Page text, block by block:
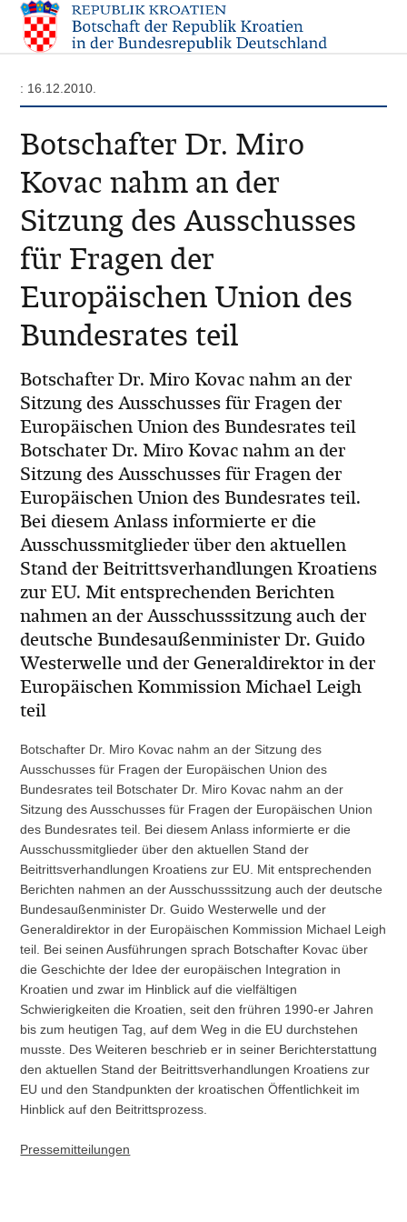
: 16.12.2010.
Botschafter Dr. Miro
Kovac nahm an der
Sitzung des Ausschusses
für Fragen der
Europäischen Union des
Bundesrates teil
Botschafter Dr. Miro Kovac nahm an der
Sitzung des Ausschusses für Fragen der
Europäischen Union des Bundesrates teil
Botschater Dr. Miro Kovac nahm an der
Sitzung des Ausschusses für Fragen der
Europäischen Union des Bundesrates teil.
Bei diesem Anlass informierte er die
Ausschussmitglieder über den aktuellen
Stand der Beitrittsverhandlungen Kroatiens
zur EU. Mit entsprechenden Berichten
nahmen an der Ausschusssitzung auch der
deutsche Bundesaußenminister Dr. Guido
Westerwelle und der Generaldirektor in der
Europäischen Kommission Michael Leigh
teil
Botschafter Dr. Miro Kovac nahm an der Sitzung des
Ausschusses für Fragen der Europäischen Union des
Bundesrates teil Botschater Dr. Miro Kovac nahm an der
Sitzung des Ausschusses für Fragen der Europäischen Union
des Bundesrates teil. Bei diesem Anlass informierte er die
Ausschussmitglieder über den aktuellen Stand der
Beitrittsverhandlungen Kroatiens zur EU. Mit entsprechenden
Berichten nahmen an der Ausschusssitzung auch der deutsche
Bundesaußenminister Dr. Guido Westerwelle und der
Generaldirektor in der Europäischen Kommission Michael Leigh
teil. Bei seinen Ausführungen sprach Botschafter Kovac über
die Geschichte der Idee der europäischen Integration in
Kroatien und zwar im Hinblick auf die vielfältigen
Schwierigkeiten die Kroatien, seit den frühren 1990-er Jahren
bis zum heutigen Tag, auf dem Weg in die EU durchstehen
musste. Des Weiteren beschrieb er in seiner Berichterstattung
den aktuellen Stand der Beitrittsverhandlungen Kroatiens zur
EU und den Standpunkten der kroatischen Öffentlichkeit im
Hinblick auf den Beitrittsprozess.
Pressemitteilungen